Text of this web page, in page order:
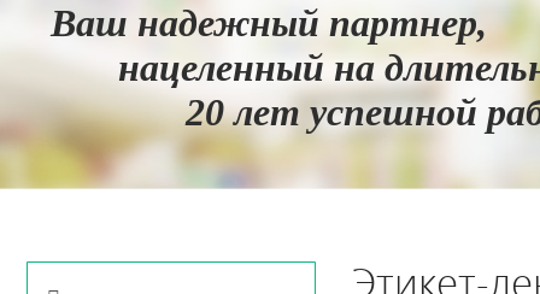
Ваш надежный партнер,
нацеленный на
20 лет успешной